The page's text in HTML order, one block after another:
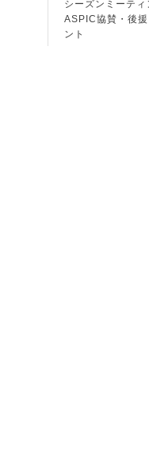
シーズンミーティ
ASPIC協賛・後
ント